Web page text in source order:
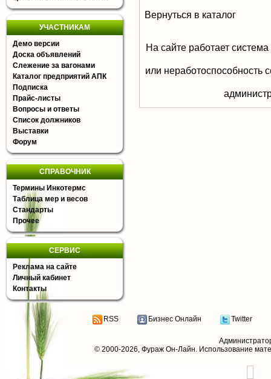
УЧАСТНИКАМ
Демо версии
Доска объявлений
Слежение за вагонами
Каталог предприятий АПК
Подписка
Прайс-листы
Вопросы и ответы
Список должников
Выставки
Форум
СПРАВОЧНИК
Термины Инкотермс
Таблица мер и весов
Стандарты
Прочее
СЕРВИС
Реклама на сайте
Личный кабинет
Контакты
Вернуться в каталог
На сайте работает
или неработоспособность
RSS Бизнес Онлайн Twitter
© 2000-2026, Фураж Он-Лайн. Использование